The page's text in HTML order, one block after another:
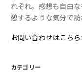
れぞれ。感想も自由
憩するような気分で訪
お問い合わせはこちら
カテゴリー